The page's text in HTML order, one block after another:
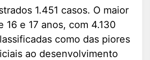
1.451 casos. O maior
e 17 anos, com 4.130
como das piores
ao desenvolvimento